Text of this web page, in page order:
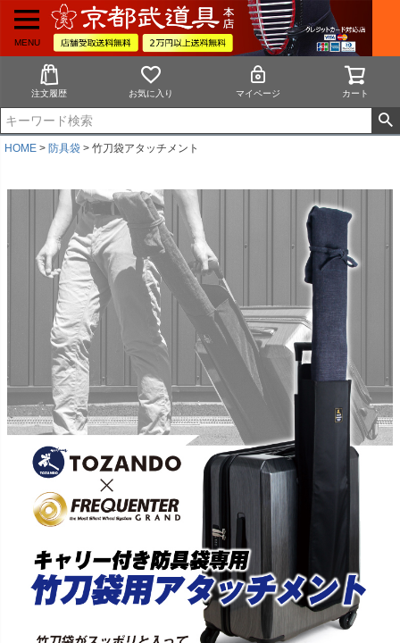
MENU
注文履歴 お気に入り マイページ カート
HOME 防具袋 竹刀袋アタッチメント